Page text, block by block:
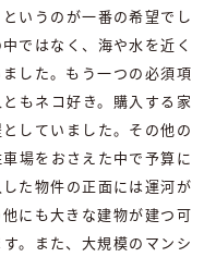
いうのが一番の希望でし
ではなく、海や水を近く
した。もう一つの必須項
もネコ好き。購入する家
していました。その他の
場をおさえた中で予算に
た物件の正面には運河が
にも大きな建物が建つ可
。また、大規模のマンシ